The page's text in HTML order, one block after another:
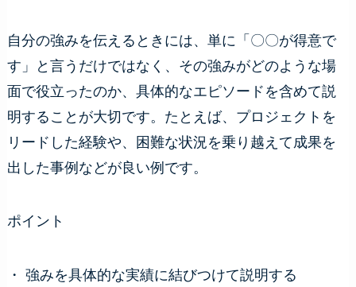
自分の強みを伝えるときには、単に「〇〇が得意で
す」と言うだけではなく、その強みがどのような場
面で役立ったのか、具体的なエピソードを含めて説
明することが大切です。たとえば、プロジェクトを
リードした経験や、困難な状況を乗り越えて成果を
出した事例などが良い例です。
ポイント
・ 強みを具体的な実績に結びつけて説明する